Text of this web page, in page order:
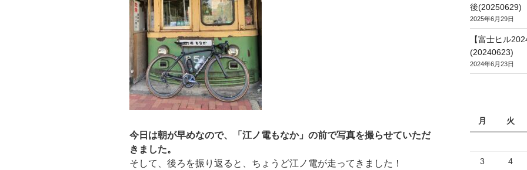
今日は朝が早めなので、「江ノ電もなか」の前で写真を撮らせていただ
きました。
そして、後ろを振り返ると、ちょうど江ノ電が走ってきました！
後(20250629)
2025年6月29日
【富士ヒル
(20240623)
2024年6月23日
月 火
3 4